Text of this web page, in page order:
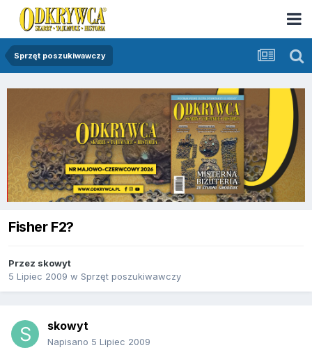
Sprzęt poszukiwawczy
Fisher F2?
Przez skowyt
5 Lipiec 2009 w Sprzęt poszukiwawczy
skowyt
Napisano 5 Lipiec 2009